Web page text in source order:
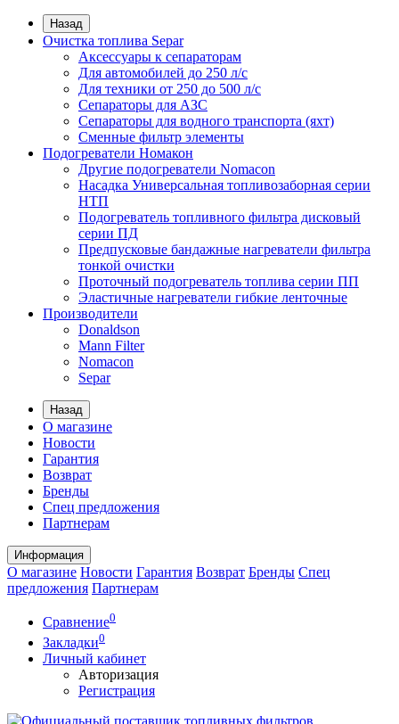
Назад
Очистка топлива Separ
Аксессуары к сепараторам
Для автомобилей до 250 л/с
Для техники от 250 до 500 л/с
Сепараторы для АЗС
Сепараторы для водного транспорта (яхт)
Сменные фильтр элементы
Подогреватели Номакон
Другие подогреватели Nomacon
Насадка Универсальная топливозаборная серии
НТП
Подогреватель топливного фильтра дисковый
серии ПД
Предпусковые бандажные нагреватели фильтра
тонкой очистки
Проточный подогреватель топлива серии ПП
Эластичные нагреватели гибкие ленточные
Производители
Donaldson
Mann Filter
Nomacon
Separ
Назад
О магазине
Новости
Гарантия
Возврат
Бренды
Спец предложения
Партнерам
Информация
О магазине Новости Гарантия Возврат Бренды Спец
предложения Партнерам
Сравнение0
Закладки0
Личный кабинет
Авторизация
Регистрация